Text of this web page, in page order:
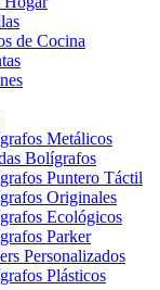
de Cocina
Metálicos
Bolígrafos
Puntero Táctil
Originales
Ecológicos
Parker
Personalizados
Plásticos